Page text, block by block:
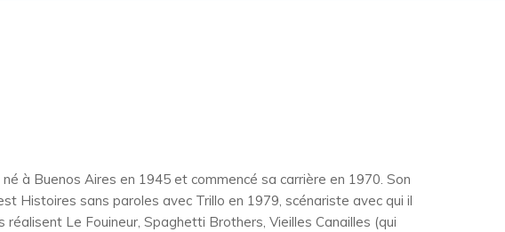
à Buenos Aires en 1945 et commencé sa carrière en 1970. Son
Histoires sans paroles avec Trillo en 1979, scénariste avec qui il
Le Fouineur, Spaghetti Brothers, Vieilles Canailles (qui